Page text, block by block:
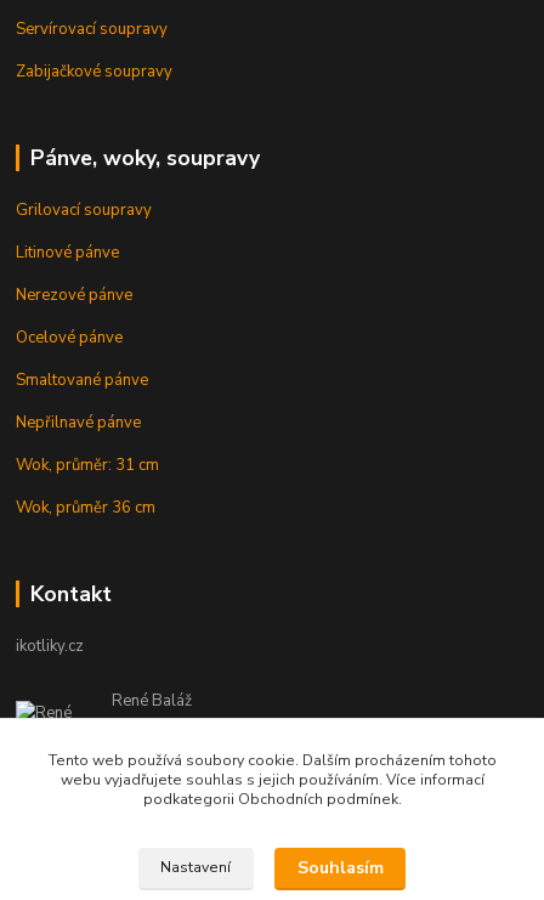
Servírovací soupravy
Zabijačkové soupravy
Pánve, woky, soupravy
Grilovací soupravy
Litinové pánve
Nerezové pánve
Ocelové pánve
Smaltované pánve
Nepřilnavé pánve
Wok, průměr: 31 cm
Wok, průměr 36 cm
Kontakt
ikotliky.cz
René Baláž
Eshop: +421 902 212 007
od 8:00 - do 16:00 hod
info@ikotliky.cz
Tento web používá soubory cookie. Dalším procházením tohoto
webu vyjadřujete souhlas s jejich používáním. Více informací
podkategorii Obchodních podmínek.
Nastavení Souhlasím